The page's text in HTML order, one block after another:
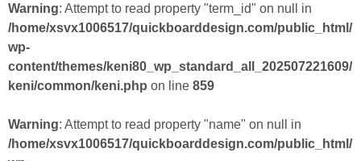
Warning: Attempt to read property "term_id" on null in
/home/xsvx1006517/quickboarddesign.com/public_html/
wp-
content/themes/keni80_wp_standard_all_202507221609/
keni/common/keni.php on line 859
Warning: Attempt to read property "name" on null in
/home/xsvx1006517/quickboarddesign.com/public_html/